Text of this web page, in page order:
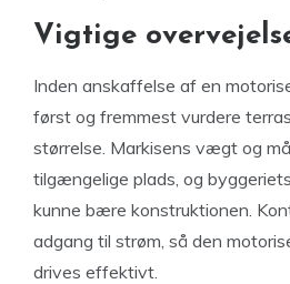
Vigtige
Inden anskaffelse af en
først og fremmest vurdere
størrelse. Markisens vægt og
tilgængelige plads, og
kunne bære konstruktionen.
adgang til strøm, så den
drives effektivt.